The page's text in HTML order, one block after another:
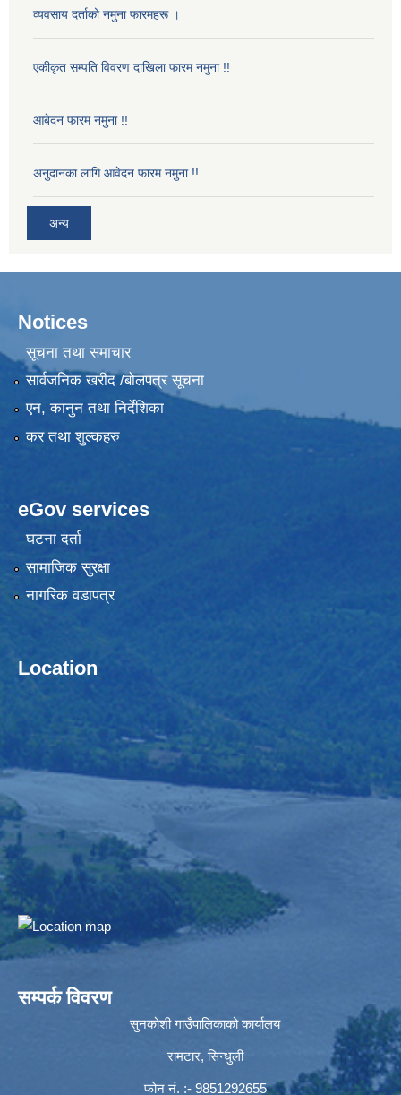
व्यवसाय दर्ताको नमुना फारमहरू ।
एकीकृत सम्पति विवरण दाखिला फारम नमुना !!
आबेदन फारम नमुना !!
अनुदानका लागि आवेदन फारम नमुना !!
अन्य
Notices
सूचना तथा समाचार
सार्वजनिक खरीद /बोलपत्र सूचना
एन, कानुन तथा निर्देशिका
कर तथा शुल्कहरु
eGov services
घटना दर्ता
सामाजिक सुरक्षा
नागरिक वडापत्र
Location
सम्पर्क विवरण
सुनकोशी गाउँपालिकाको कार्यालय
रामटार, सिन्धुली
फोन नं‍. :- 9851292655